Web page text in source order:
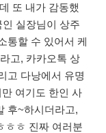
또 내가 감동했
실장님이 상주
통할 수 있어서 케
고, 카카오톡 상
고 다낭에서 유명
여기도 한인 사
후~하시더라고,
ㅎㅎ 진짜 여러분